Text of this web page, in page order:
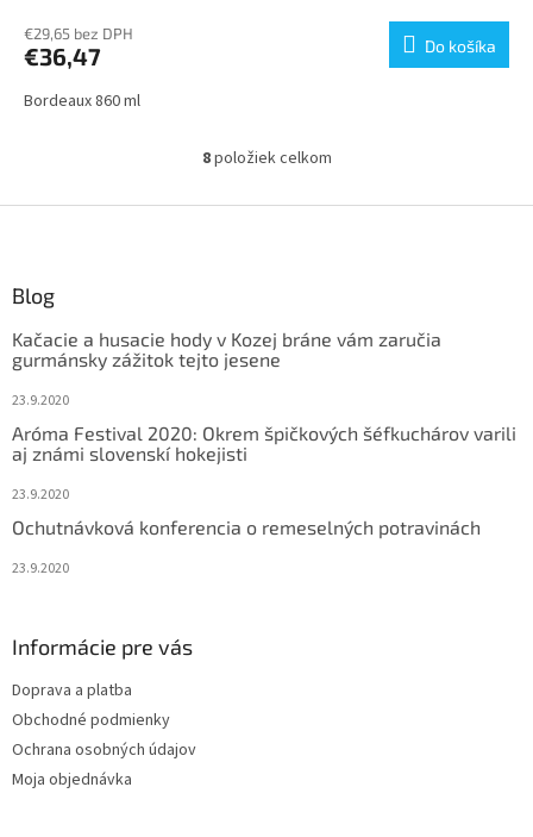
€29,65 bez DPH
€36,47 Do košíka
Bordeaux 860 ml
O
l
e
p
k
p
8položiek celkom
Blog
Kačacie a husacie hody v Kozej bráne vám zaručia
gurmánsky zážitok tejto jesene
23.9.2020
Aróma Festival 2020: Okrem špičkových šéfkuchárov varili
aj známi slovenskí hokejisti
23.9.2020
Ochutnávková konferencia o remeselných potravinách
23.9.2020
Informácie pre vás
Doprava a platba
Obchodné podmienky
Ochrana osobných údajov
Moja objednávka